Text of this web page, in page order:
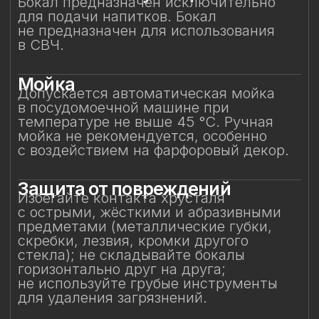
Особое внимание к
фарфоровому элементу
Фарфоровая фигурка результат ручной
работы, требующая исключительно
деликатного обращения.
механическим воздействиям.
Бережное отношение к изделию
позволит на долгие годы сохранить его
красоту и изысканность, придавая
каждому напитку глубину вкуса
и особое настроение.
Смотрите также
Смотрите также